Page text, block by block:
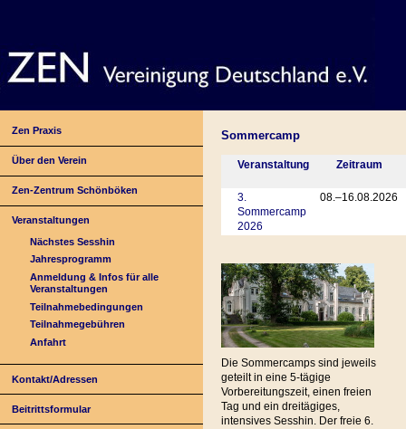
Zen Praxis
Über den Verein
Zen-Zentrum Schönböken
Veranstaltungen
Nächstes Sesshin
Jahresprogramm
Anmeldung & Infos für alle
Veranstaltungen
Teilnahmebedingungen
Teilnahmegebühren
Anfahrt
Kontakt/Adressen
Beitrittsformular
Sommercamp
Veranstaltung Zeitraum
3.
Sommercamp
2026
08.–16.08.2026
Die Sommercamps sind jeweils
geteilt in eine 5-tägige
Vorbereitungszeit, einen freien
Tag und ein dreitägiges,
intensives Sesshin. Der freie 6.